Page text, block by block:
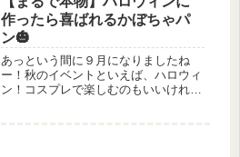
いといて…）今日はみんな大好きなチ
ー...
作ったら喜ばれるかぼちゃパ
ン🎃
あっという間に９月になりましたね
ー！秋のイベントといえば、ハロウィ
ン！コスプレで楽しむのもいいけれ